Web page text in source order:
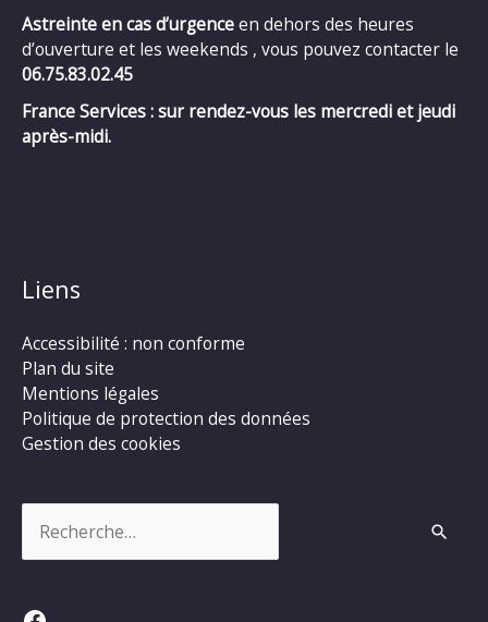
Astreinte en cas d’urgenceen dehors des heures
d’ouverture et les weekends , vous pouvez contacter le
06.75.83.02.45
France Services : sur rendez-vous les mercredi et jeudi
après-midi.
Liens
Accessibilité : non conforme
Plan du site
Mentions légales
Politique de protection des données
Gestion des cookies